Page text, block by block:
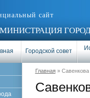
сайт
Городской совет
Главная»